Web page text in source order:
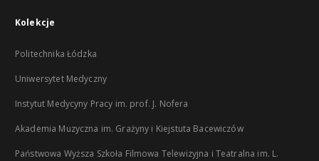
Kolekcje
Politechnika Łódzka
Uniwersytet Medyczny
Instytut Medycyny Pracy im. prof. J. Nofera
Akademia Muzyczna im. Grażyny i Kiejstuta Bacewiczów
Państwowa Wyższa Szkoła Filmowa Telewizyjna i Teatralna im. L.